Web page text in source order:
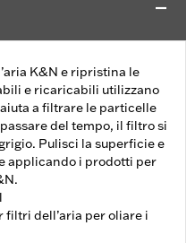
K&N e ripristina le
e ricaricabili utilizzano
a filtrare le particelle
del tempo, il filtro si
Pulisci la superficie e
applicando i prodotti per
filtri dell’aria per oliare i